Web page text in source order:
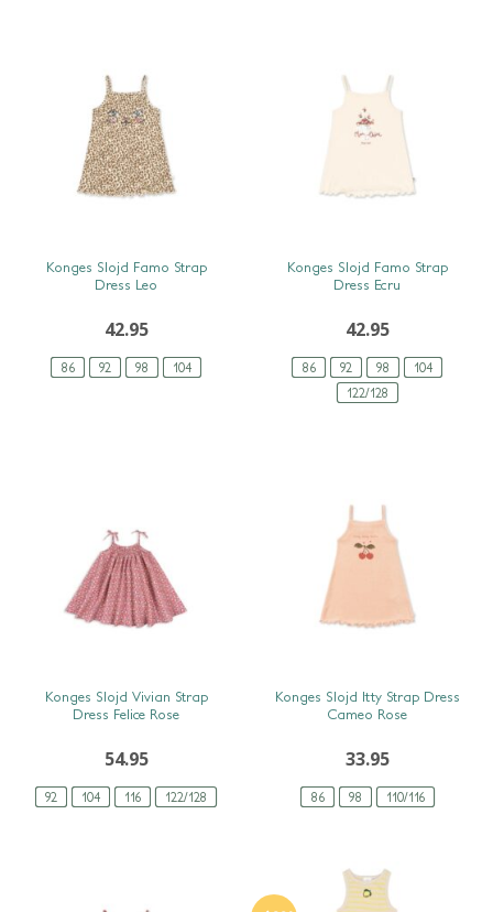
SNEL BEKIJKEN
86 92 98 104
Konges Slojd Famo Strap
Dress Leo
42.95
SNEL BEKIJKEN
86 92 98
104
122/128
Konges Slojd Famo Strap
Dress Ecru
42.95
SNEL BEKIJKEN
92 104 116 122/128
Konges Slojd Vivian Strap
Dress Felice Rose
54.95
SNEL BEKIJKEN
86 98 110/116
Konges Slojd Itty Strap Dress
Cameo Rose
33.95